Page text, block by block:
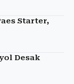
Starter,
Desak